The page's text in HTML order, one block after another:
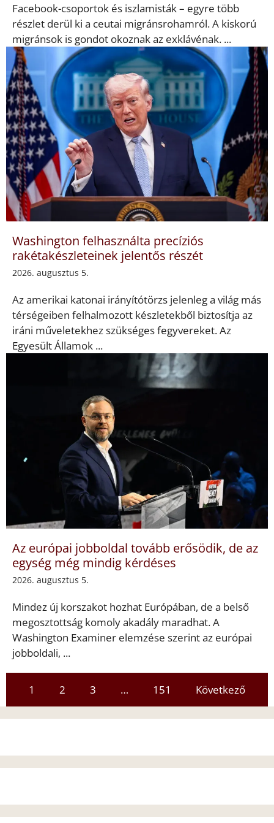
Facebook-csoportok és iszlamisták – egyre több
részlet derül ki a ceutai migránsrohamról. A kiskorú
migránsok is gondot okoznak az exklávénak. ...
Washington felhasználta precíziós
rakétakészleteinek jelentős részét
2026. augusztus 5.
Az amerikai katonai irányítótörzs jelenleg a világ más
térségeiben felhalmozott készletekből biztosítja az
iráni műveletekhez szükséges fegyvereket. Az
Egyesült Államok ...
Az európai jobboldal tovább erősödik, de az
egység még mindig kérdéses
2026. augusztus 5.
Mindez új korszakot hozhat Európában, de a belső
megosztottság komoly akadály maradhat. A
Washington Examiner elemzése szerint az európai
jobboldali, ...
1 2 3 … 151 Következő